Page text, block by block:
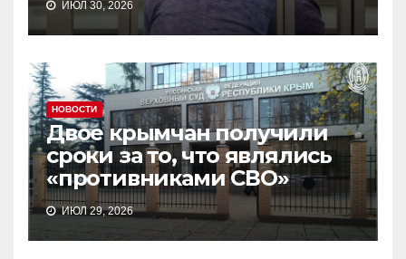
ИЮЛ 30, 2026
НОВОСТИ
Двое крымчан получили
сроки за то, что являлись
«противниками СВО»
ИЮЛ 29, 2026